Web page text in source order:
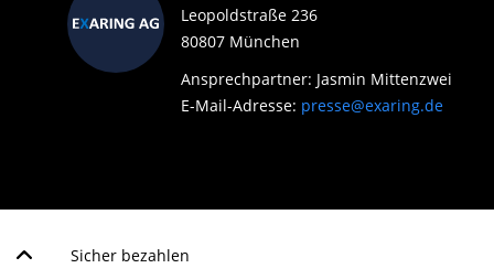
Leopoldstraße 236
80807 München
Ansprechpartner: Jasmin Mittenzwei
E-Mail-Adresse: presse@exaring.de
Sicher bezahlen